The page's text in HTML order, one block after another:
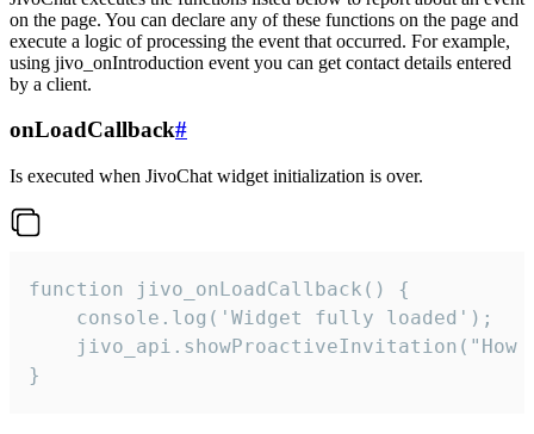
on the page. You can declare any of these functions on the page and
execute a logic of processing the event that occurred. For example,
using jivo_onIntroduction event you can get contact details entered
by a client.
onLoadCallback#
Is executed when JivoChat widget initialization is over.
function jivo_onLoadCallback() {
    console.log('Widget fully loaded');
jivo_api.showProactiveInvitation("How
}